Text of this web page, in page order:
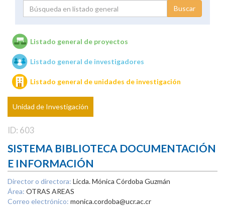
Unidades de investigación
Listado general de proyectos
Listado general de investigadores
Listado general de unidades de investigación
Unidad de Investigación
ID: 603
SISTEMA BIBLIOTECA DOCUMENTACIÓN
E INFORMACIÓN
Director o directora: Licda. Mónica Córdoba Guzmán
Área: OTRAS AREAS
Correo electrónico: monica.cordoba@ucr.ac.cr